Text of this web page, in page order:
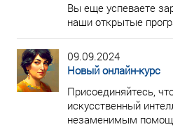
Вы еще успеваете
наши открытые
09.09.2024
Новый онлайн-курс
Присоединяйтесь,
искусственный
незаменимым